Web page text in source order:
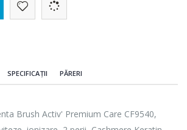
SPECIFICAȚII PĂRERI
Brush Activ' Premium Care CF9540,